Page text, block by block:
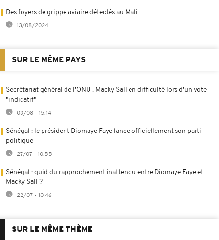
Des foyers de grippe aviaire détectés au Mali
13/08/2024
SUR LE MÊME PAYS
Secrétariat général de l'ONU : Macky Sall en difficulté lors d'un vote
"indicatif"
03/08 - 15:14
Sénégal : le président Diomaye Faye lance officiellement son parti
politique
27/07 - 10:55
Sénégal : quid du rapprochement inattendu entre Diomaye Faye et
Macky Sall ?
22/07 - 10:46
SUR LE MÊME THÈME